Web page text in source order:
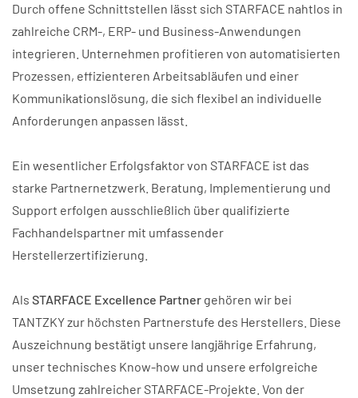
Durch offene Schnittstellen lässt sich STARFACE nahtlos in
zahlreiche CRM-, ERP- und Business-Anwendungen
integrieren. Unternehmen profitieren von automatisierten
Prozessen, effizienteren Arbeitsabläufen und einer
Kommunikationslösung, die sich flexibel an individuelle
Anforderungen anpassen lässt.
Ein wesentlicher Erfolgsfaktor von STARFACE ist das
starke Partnernetzwerk. Beratung, Implementierung und
Support erfolgen ausschließlich über qualifizierte
Fachhandelspartner mit umfassender
Herstellerzertifizierung.
Als STARFACE Excellence Partner gehören wir bei
TANTZKY zur höchsten Partnerstufe des Herstellers. Diese
Auszeichnung bestätigt unsere langjährige Erfahrung,
unser technisches Know-how und unsere erfolgreiche
Umsetzung zahlreicher STARFACE-Projekte. Von der